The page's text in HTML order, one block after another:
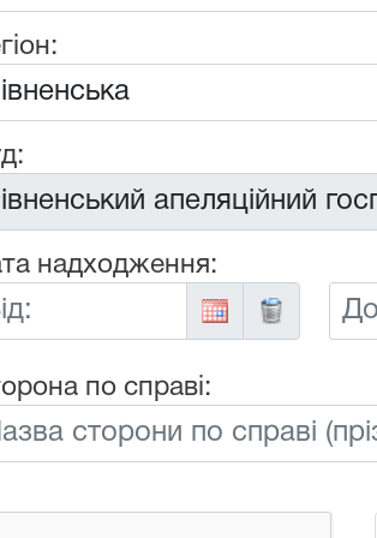
надходження:
До:
по справі: